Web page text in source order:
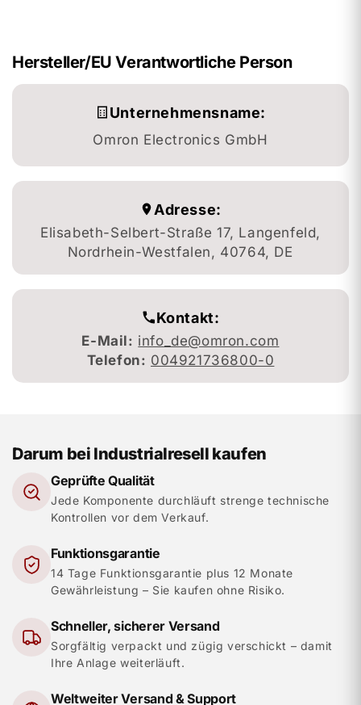
Hersteller/EU Verantwortliche Person
Unternehmensname:
Omron Electronics GmbH
Adresse:
Elisabeth-Selbert-Straße 17, Langenfeld,
Nordrhein-Westfalen, 40764, DE
Kontakt:
E-Mail: info_de@omron.com
Telefon: 004921736800-0
Darum bei Industrialresell kaufen
Geprüfte Qualität
Jede Komponente durchläuft strenge technische
Kontrollen vor dem Verkauf.
Funktionsgarantie
14 Tage Funktionsgarantie plus 12 Monate
Gewährleistung – Sie kaufen ohne Risiko.
Schneller, sicherer Versand
Sorgfältig verpackt und zügig verschickt – damit
Ihre Anlage weiterläuft.
Weltweiter Versand & Support